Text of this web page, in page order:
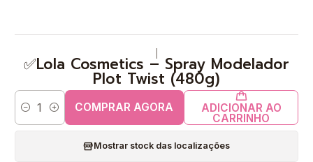
✅Lola Cosmetics – Spray Modelador
Plot Twist (480g)
Quantidade ADICIONAR AO
CARRINHO
COMPRAR AGORA
Mostrar stock das localizações